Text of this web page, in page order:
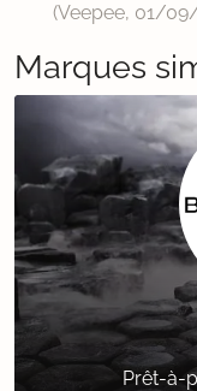
(Veepee, 01/
Marques
Prêt-à-